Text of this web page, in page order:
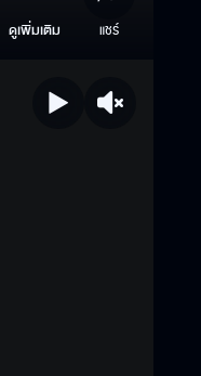
ดูเพิ่มเติม แชร์